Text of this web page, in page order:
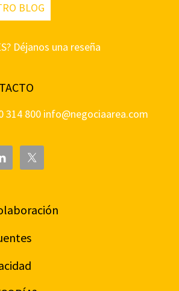
BLOG
Déjanos una reseña
314 800 info@negociaarea.com